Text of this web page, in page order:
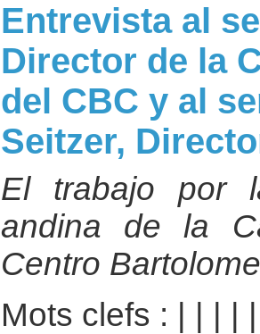
Entrevista al
Director de la
del CBC y al
Seitzer,
El trabajo por
andina de la
Centro
Mots clefs :